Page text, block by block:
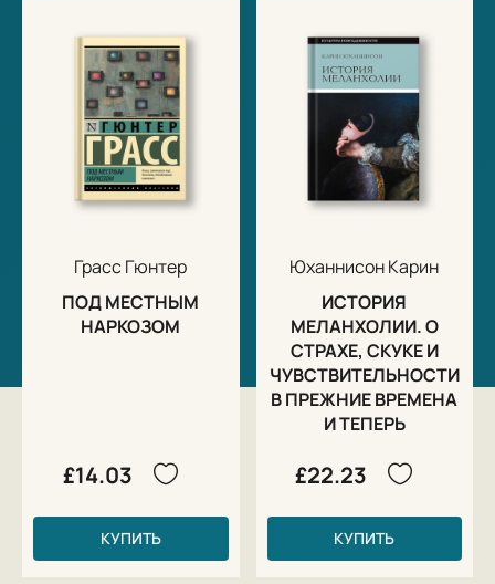
Грасс Гюнтер
ПОД МЕСТНЫМ
НАРКОЗОМ
£14.03
КУПИТЬ
Юханнисон Карин
ИСТОРИЯ
МЕЛАНХОЛИИ. О
СТРАХЕ, СКУКЕ И
ЧУВСТВИТЕЛЬНОСТИ
В ПРЕЖНИЕ ВРЕМЕНА
И ТЕПЕРЬ
£22.23
КУПИТЬ